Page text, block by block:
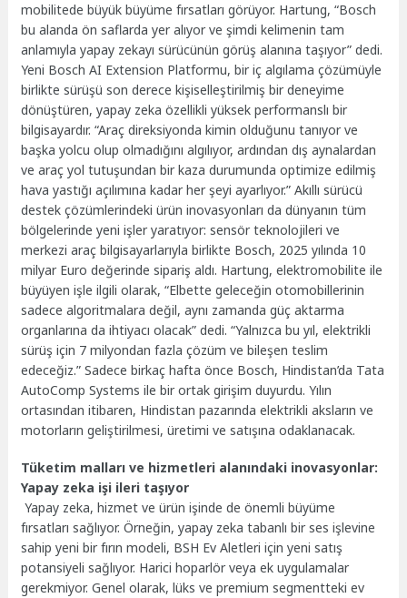
mobilitede büyük büyüme fırsatları görüyor. Hartung, “Bosch
bu alanda ön saflarda yer alıyor ve şimdi kelimenin tam
anlamıyla yapay zekayı sürücünün görüş alanına taşıyor” dedi.
Yeni Bosch AI Extension Platformu, bir iç algılama çözümüyle
birlikte sürüşü son derece kişiselleştirilmiş bir deneyime
dönüştüren, yapay zeka özellikli yüksek performanslı bir
bilgisayardır. “Araç direksiyonda kimin olduğunu tanıyor ve
başka yolcu olup olmadığını algılıyor, ardından dış aynalardan
ve araç yol tutuşundan bir kaza durumunda optimize edilmiş
hava yastığı açılımına kadar her şeyi ayarlıyor.” Akıllı sürücü
destek çözümlerindeki ürün inovasyonları da dünyanın tüm
bölgelerinde yeni işler yaratıyor: sensör teknolojileri ve
merkezi araç bilgisayarlarıyla birlikte Bosch, 2025 yılında 10
milyar Euro değerinde sipariş aldı. Hartung, elektromobilite ile
büyüyen işle ilgili olarak, “Elbette geleceğin otomobillerinin
sadece algoritmalara değil, aynı zamanda güç aktarma
organlarına da ihtiyacı olacak” dedi. “Yalnızca bu yıl, elektrikli
sürüş için 7 milyondan fazla çözüm ve bileşen teslim
edeceğiz.” Sadece birkaç hafta önce Bosch, Hindistan’da Tata
AutoComp Systems ile bir ortak girişim duyurdu. Yılın
ortasından itibaren, Hindistan pazarında elektrikli aksların ve
motorların geliştirilmesi, üretimi ve satışına odaklanacak.
Tüketim malları ve hizmetleri alanındaki inovasyonlar:
Yapay zeka işi ileri taşıyor
Yapay zeka, hizmet ve ürün işinde de önemli büyüme
fırsatları sağlıyor. Örneğin, yapay zeka tabanlı bir ses işlevine
sahip yeni bir fırın modeli, BSH Ev Aletleri için yeni satış
potansiyeli sağlıyor. Harici hoparlör veya ek uygulamalar
gerekmiyor. Genel olarak, lüks ve premium segmentteki ev